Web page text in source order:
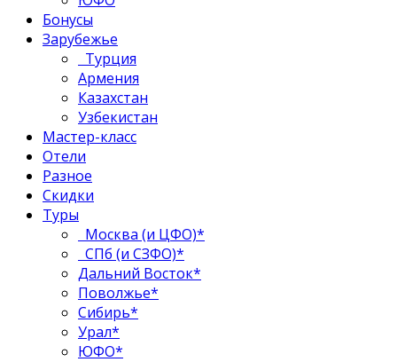
Бонусы
Зарубежье
Турция
Армения
Казахстан
Узбекистан
Мастер-класс
Отели
Разное
Скидки
Туры
Москва (и ЦФО)*
СПб (и СЗФО)*
Дальний Восток*
Поволжье*
Сибирь*
Урал*
ЮФО*